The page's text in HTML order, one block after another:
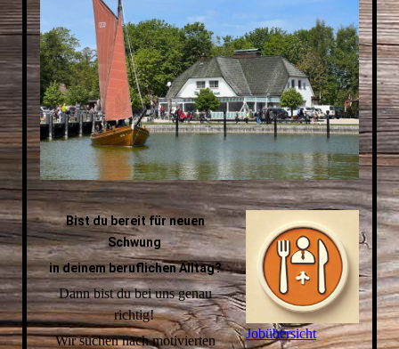
Jobübersicht
Bist du bereit für neuen
Schwung
in deinem beruflichen Alltag?
Dann bist du bei uns genau
richtig!
Wir suchen nach motivierten